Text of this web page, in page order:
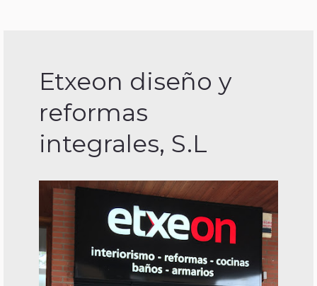
Etxeon diseño y
reformas
integrales, S.L